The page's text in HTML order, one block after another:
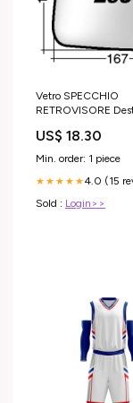
Vetro SPECCHIO
RETROVISORE
pulizia auto interno
US$ 18.30
Min. order: 1 piece
★★★★★4.0 (15
Sold : Login>>